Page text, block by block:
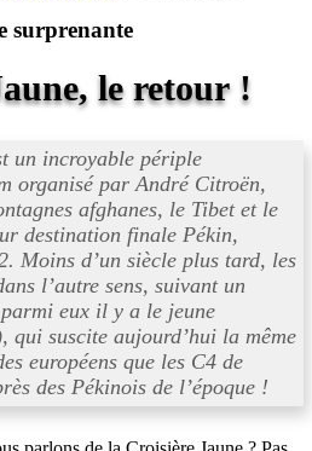
surprenante
le retour !
un incroyable périple
organisé par André Citroën,
afghanes, le Tibet et le
destination finale Pékin,
Moins d’un siècle plus tard, les
l’autre sens, suivant un
eux il y a le jeune
qui suscite aujourd’hui la même
européens que les C4 de
des Pékinois de l’époque !